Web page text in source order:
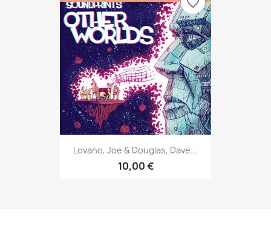
Lovano, Joe & Douglas, Dave...
10,00 €